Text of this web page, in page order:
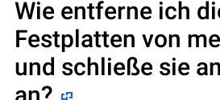
Wie entferne ich
Festplatten von
und schließe sie